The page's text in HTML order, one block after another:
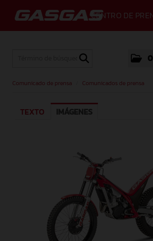
CENTRO DE
0
MEDIA
Comunicado de prensa Comunicados de prensa
TEXTO IMÁGENES